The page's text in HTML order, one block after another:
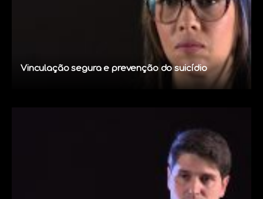
Vinculação segura e prevenção do suicídio